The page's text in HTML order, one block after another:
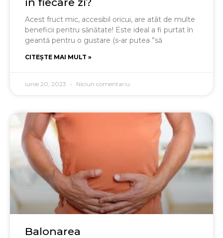
Acest fruct mic, accesibil oricui, are atât de multe
beneficii pentru sănătate! Este ideal a fi purtat în
geantă pentru o gustare (s-ar putea ”să
CITEȘTE MAI MULT »
iunie 20, 2023 Niciun comentariu
Balonarea